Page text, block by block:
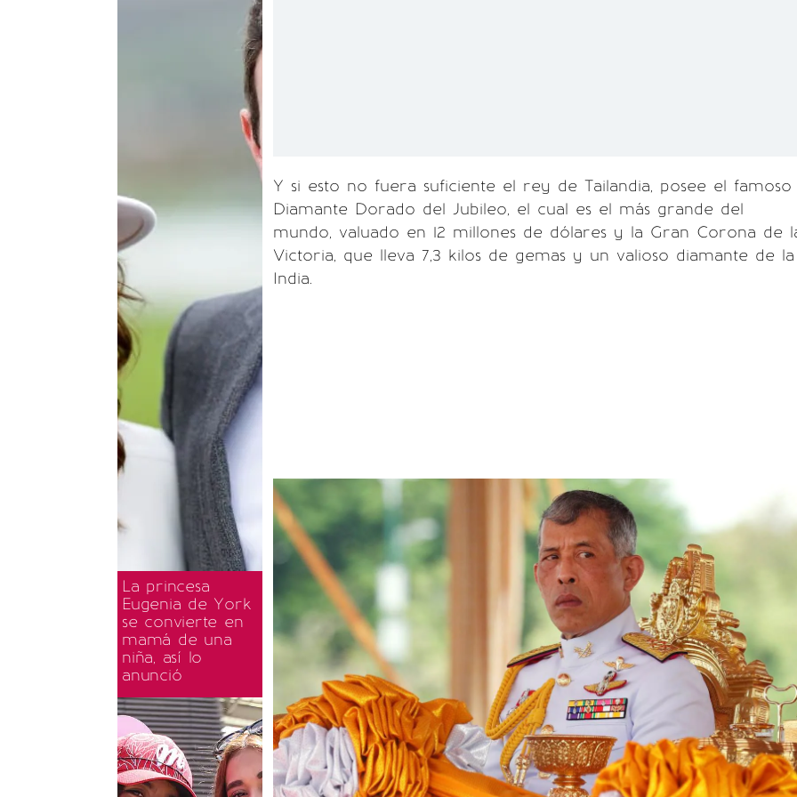
La princesa
Eugenia de York
se convierte en
mamá de una
niña, así lo
anunció
Y si esto no fuera suficiente el rey de Tailandia, posee el famoso
Diamante Dorado del Jubileo, el cual es el más grande del
mundo, valuado en 12 millones de dólares y la Gran Corona de
Victoria, que lleva 7,3 kilos de gemas y un valioso diamante de la
India.